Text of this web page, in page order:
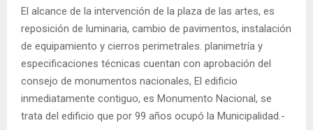
El alcance de la intervención de la plaza de las artes, es
reposición de luminaria, cambio de pavimentos, instalación
de equipamiento y cierros perimetrales. planimetría y
especificaciones técnicas cuentan con aprobación del
consejo de monumentos nacionales, El edificio
inmediatamente contiguo, es Monumento Nacional, se
trata del edificio que por 99 años ocupó la Municipalidad.-